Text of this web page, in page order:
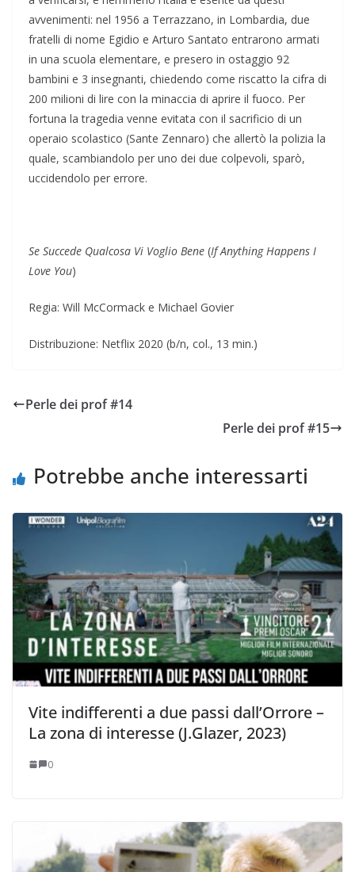
avvenimenti: nel 1956 a Terrazzano, in Lombardia, due
fratelli di nome Egidio e Arturo Santato entrarono armati
in una scuola elementare, e presero in ostaggio 92
bambini e 3 insegnanti, chiedendo come riscatto la cifra di
200 milioni di lire con la minaccia di aprire il fuoco. Per
fortuna la tragedia venne evitata con il sacrificio di un
operaio scolastico (Sante Zennaro) che allertò la polizia la
quale, scambiandolo per uno dei due colpevoli, sparò,
uccidendolo per errore.
Se Succede Qualcosa Vi Voglio Bene (If Anything Happens I
Love You)
Regia: Will McCormack e Michael Govier
Distribuzione: Netflix 2020 (b/n, col., 13 min.)
Perle dei prof #14
Perle dei prof #15
Potrebbe anche interessarti
Vite indifferenti a due passi dall’Orrore –
La zona di interesse (J.Glazer, 2023)
0